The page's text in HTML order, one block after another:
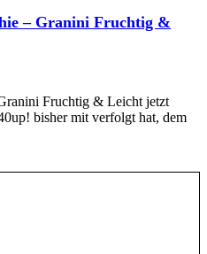
– Granini Fruchtig &
Fruchtig & Leicht jetzt
bisher mit verfolgt hat, dem